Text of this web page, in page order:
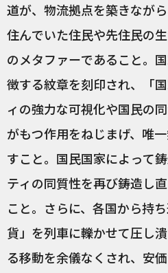
道が、物流拠点を築きなが
住んでいた住民や先住民の
のメタファーであること。
徴する紋章を刻印され、「
ィの強力な可視化や国民の
がもつ作用をねじまげ、唯
すこと。国民国家によって
ティの同質性を再び鋳造し
こと。さらに、各国から持
貨」を列車に轢かせて圧し
る移動を余儀なくされ、安